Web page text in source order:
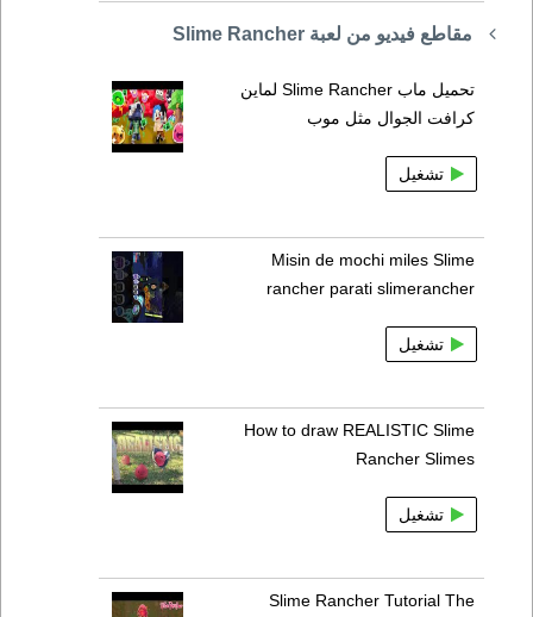
مقاطع فيديو من لعبة Slime Rancher
تحميل ماب Slime Rancher لماين
كرافت الجوال مثل موب
تشغيل
Misin de mochi miles Slime
rancher parati slimerancher
تشغيل
How to draw REALISTIC Slime
Rancher Slimes
تشغيل
Slime Rancher Tutorial The